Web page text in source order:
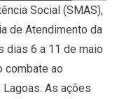
Social (SMAS),
de Atendimento da
dias 6 a 11 de maio
combate ao
As ações